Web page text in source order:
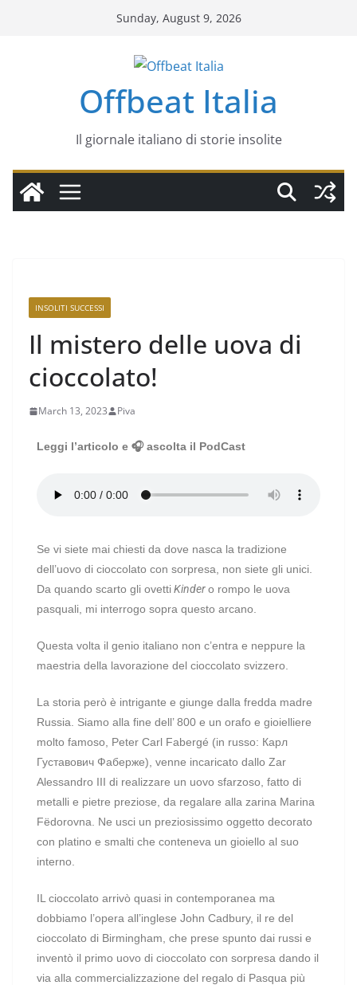
Sunday, August 9, 2026
Offbeat Italia
Il giornale italiano di storie insolite
INSOLITI SUCCESSI
Il mistero delle uova di
cioccolato!
March 13, 2023 Piva
Leggi l’articolo e 🎧 ascolta il PodCast
Se vi siete mai chiesti da dove nasca la tradizione
dell’uovo di cioccolato con sorpresa, non siete gli unici.
Da quando scarto gli ovetti Kindero rompo le uova
pasquali, mi interrogo sopra questo arcano.
Questa volta il genio italiano non c’entra e neppure la
maestria della lavorazione del cioccolato svizzero.
La storia però è intrigante e giunge dalla fredda madre
Russia. Siamo alla fine dell’ 800 e un orafo e gioielliere
molto famoso, Peter Carl Fabergé (in russo: Карл
Густавович Фаберже), venne incaricato dallo Zar
Alessandro III di realizzare un uovo sfarzoso, fatto di
metalli e pietre preziose, da regalare alla zarina Marina
Fëdorovna. Ne usci un preziosissimo oggetto decorato
con platino e smalti che conteneva un gioiello al suo
interno.
IL cioccolato arrivò quasi in contemporanea ma
dobbiamo l’opera all’inglese John Cadbury, il re del
cioccolato di Birmingham, che prese spunto dai russi e
inventò il primo uovo di cioccolato con sorpresa dando il
via alla commercializzazione del regalo di Pasqua più